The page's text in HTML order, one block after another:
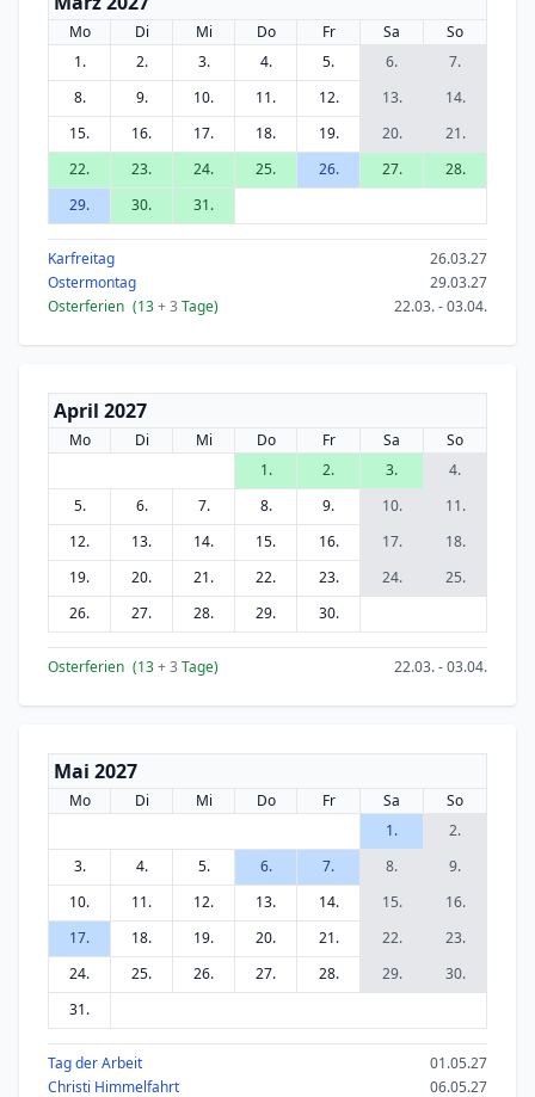
Mo Di Mi Do Fr Sa
So
1.
2. 3. 4. 5. 6.
7.
8.
9. 10. 11. 12. 13.
14.
15.
16. 17. 18. 19. 20.
21.
22.
23. 24. 25. 26. 27.
28.
29.
30. 31.
Karfreitag
26.03.27
Ostermontag
29.03.27
Osterferien (13+ 3 Tage) 22.03. - 03.04.
April 2027
Mo Di Mi Do Fr Sa
So
1.
2. 3.
4.
5.
6. 7. 8. 9. 10.
11.
12.
13. 14. 15. 16. 17.
18.
19.
20. 21. 22. 23. 24.
25.
26.
27. 28. 29. 30.
Osterferien (13+ 3 Tage) 22.03. - 03.04.
Mai 2027
Mo Di Mi Do Fr Sa
So
1.
2.
3.
4. 5. 6. 7. 8.
9.
10.
11. 12. 13. 14. 15.
16.
17.
18. 19. 20. 21. 22.
23.
24.
25. 26. 27. 28. 29.
30.
31.
Tag der Arbeit
01.05.27
Christi Himmelfahrt
06.05.27